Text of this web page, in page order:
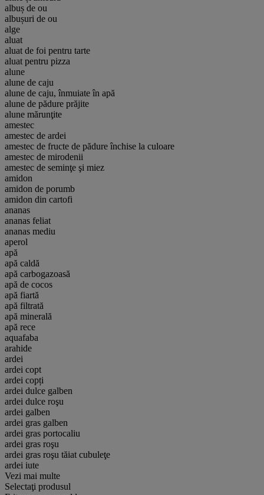
albuș de ou
albușuri de ou
alge
aluat
aluat de foi pentru tarte
aluat pentru pizza
alune
alune de caju
alune de caju, înmuiate în apă
alune de pădure prăjite
alune mărunţite
amestec
amestec de ardei
amestec de fructe de pădure închise la culoare
amestec de mirodenii
amestec de seminţe şi miez
amidon
amidon de porumb
amidon din cartofi
ananas
ananas feliat
ananas mediu
aperol
apă
apă caldă
apă carbogazoasă
apă de cocos
apă fiartă
apă filtrată
apă minerală
apă rece
aquafaba
arahide
ardei
ardei copt
ardei copți
ardei dulce galben
ardei dulce roşu
ardei galben
ardei gras galben
ardei gras portocaliu
ardei gras roşu
ardei gras roşu tăiat cubuleţe
ardei iute
Vezi mai multe
Selectaţi produsul